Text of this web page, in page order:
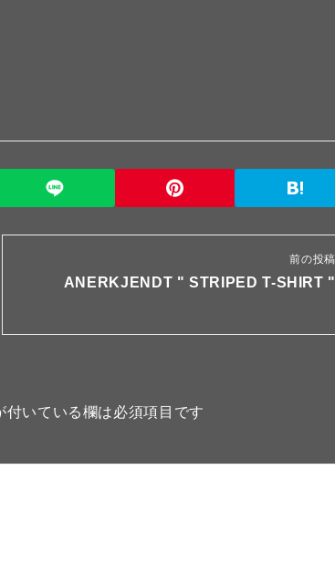
前の投稿
ANERKJENDT " STRIPED T-SHIRT "
付いている欄は必須項目です